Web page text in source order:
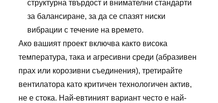
структурна твърдост и внимателни стандарти
за балансиране, за да се спазят ниски
вибрации с течение на времето.
Ако вашият проект включва както висока
температура, така и агресивни среди (абразивен
прах или корозивни съединения), третирайте
вентилатора като критичен технологичен актив,
не е стока. Най-евтиният вариант често е най-